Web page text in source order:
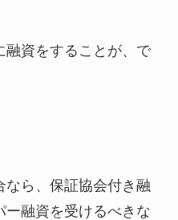
融資をすることが、で
なら、保証協会付き融
ー融資を受けるべきな